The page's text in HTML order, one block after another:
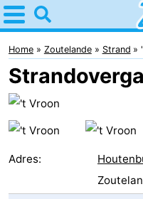
Home
Zoutelande
Tips
Voor
Home Zoutelande Strand
Adres: